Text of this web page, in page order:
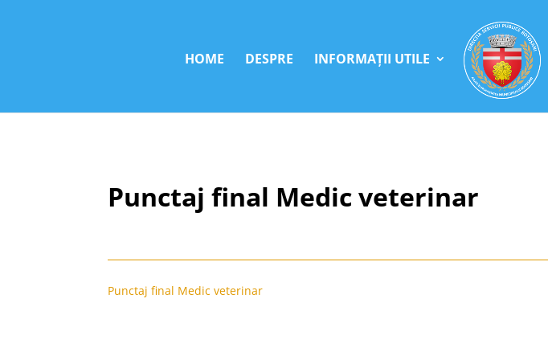
HOME DESPRE INFORMAȚII UTILE
Punctaj final Medic veterinar
Punctaj final Medic veterinar